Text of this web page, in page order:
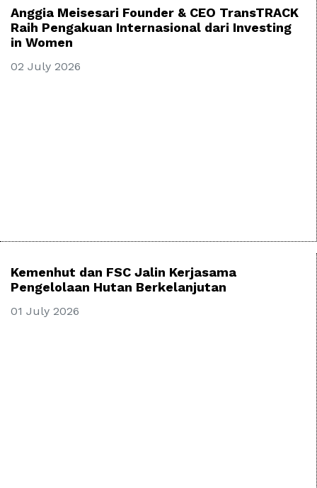
Anggia Meisesari Founder & CEO TransTRACK
Raih Pengakuan Internasional dari Investing
in Women
02 July 2026
Kemenhut dan FSC Jalin Kerjasama
Pengelolaan Hutan Berkelanjutan
01 July 2026